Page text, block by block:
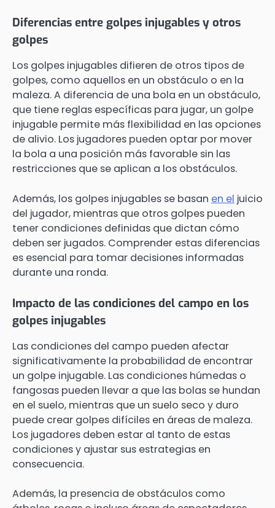
Diferencias entre golpes injugables y otros
golpes
Los golpes injugables difieren de otros tipos de
golpes, como aquellos en un obstáculo o en la
maleza. A diferencia de una bola en un obstáculo,
que tiene reglas específicas para jugar, un golpe
injugable permite más flexibilidad en las opciones
de alivio. Los jugadores pueden optar por mover
la bola a una posición más favorable sin las
restricciones que se aplican a los obstáculos.
Además, los golpes injugables se basan en el juicio
del jugador, mientras que otros golpes pueden
tener condiciones definidas que dictan cómo
deben ser jugados. Comprender estas diferencias
es esencial para tomar decisiones informadas
durante una ronda.
Impacto de las condiciones del campo en los
golpes injugables
Las condiciones del campo pueden afectar
significativamente la probabilidad de encontrar
un golpe injugable. Las condiciones húmedas o
fangosas pueden llevar a que las bolas se hundan
en el suelo, mientras que un suelo seco y duro
puede crear golpes difíciles en áreas de maleza.
Los jugadores deben estar al tanto de estas
condiciones y ajustar sus estrategias en
consecuencia.
Además, la presencia de obstáculos como